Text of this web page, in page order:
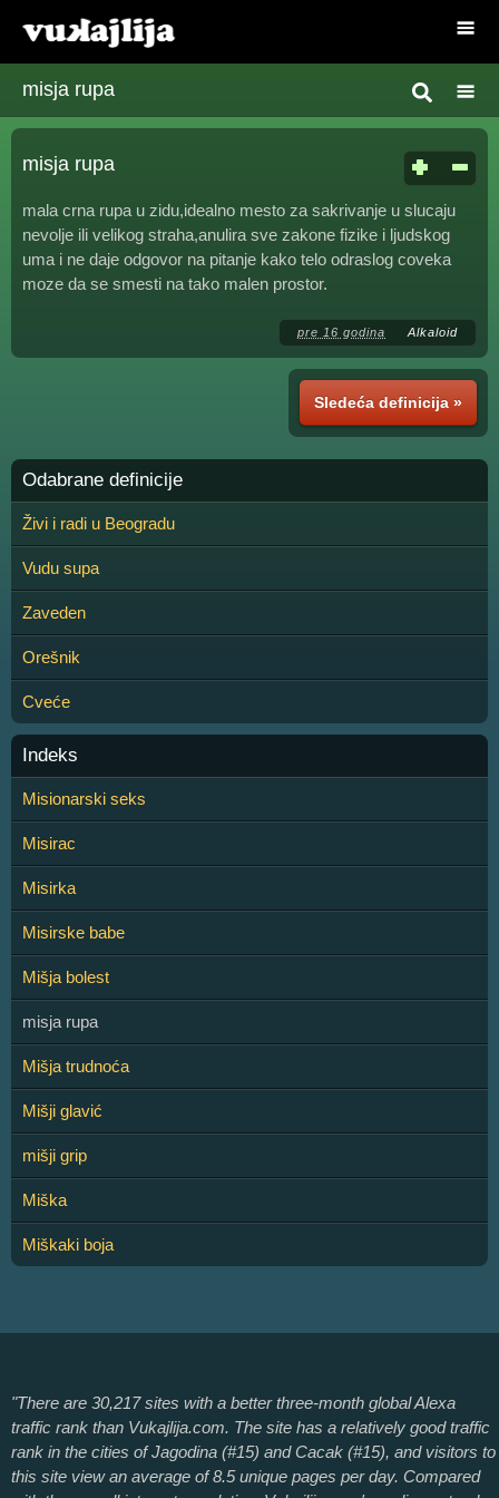
misja rupa
misja rupa
mala crna rupa u zidu,idealno mesto za sakrivanje u slucaju
nevolje ili velikog straha,anulira sve zakone fizike i ljudskog
uma i ne daje odgovor na pitanje kako telo odraslog coveka
moze da se smesti na tako malen prostor.
pre 16 godina Alkaloid
Sledeća definicija »
Odabrane definicije
Živi i radi u Beogradu
Vudu supa
Zaveden
Orešnik
Cveće
Indeks
Misionarski seks
Misirac
Misirka
Misirske babe
Mišja bolest
misja rupa
Mišja trudnoća
Mišji glavić
mišji grip
Miška
Miškaki boja
"There are 30,217 sites with a better three-month global Alexa
traffic rank than Vukajlija.com. The site has a relatively good traffic
rank in the cities of Jagodina (#15) and Cacak (#15), and visitors to
this site view an average of 8.5 unique pages per day. Compared